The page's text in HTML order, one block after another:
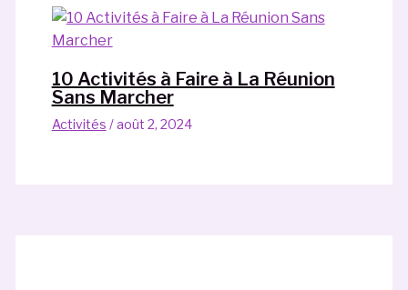
10 Activités à Faire à La Réunion
Sans Marcher
Activités /août 2, 2024